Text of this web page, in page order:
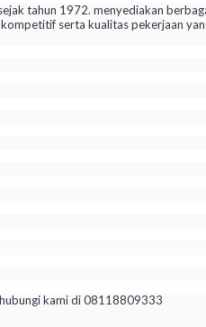
tahun 1972. menyediakan
kompetitif serta kualitas pekerjaan
kami di 08118809333